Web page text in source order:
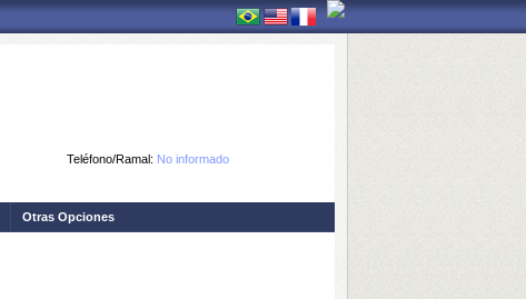
Teléfono/Ramal: No informado
Otras Opciones